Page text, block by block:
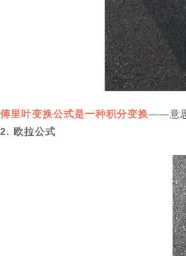
傅里叶变换公式是一种积分变换——意思
2. 欧拉公式